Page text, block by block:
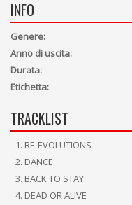
INFO
Genere:
Anno di uscita:
Durata:
Etichetta:
TRACKLIST
RE-EVOLUTIONS
DANCE
BACK TO STAY
DEAD OR ALIVE